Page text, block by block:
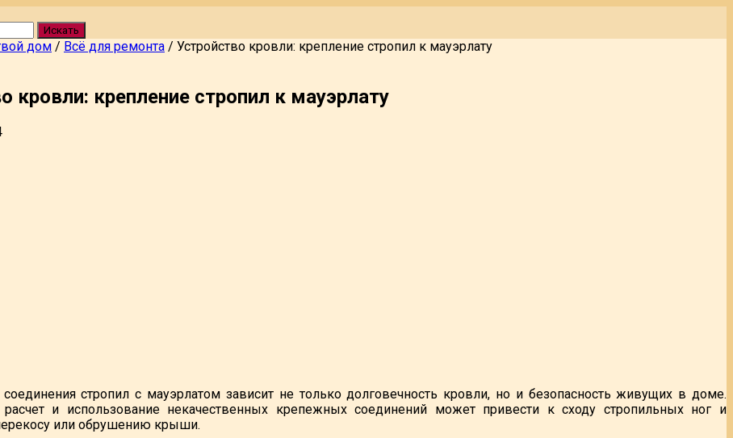
Искать
дом / Всё для ремонта / Устройство кровли: крепление стропил к мауэрлату
кровли: крепление стропил к мауэрлату
стропил с мауэрлатом зависит не только долговечность кровли, но и безопасность живущих в доме.
и использование некачественных крепежных соединений может привести к сходу стропильных ног и
или обрушению крыши.